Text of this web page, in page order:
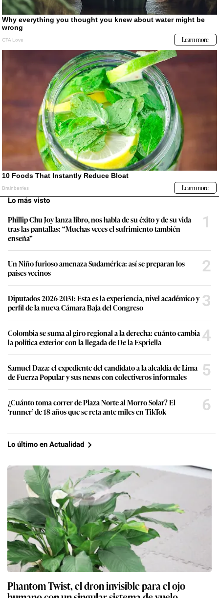
Lo más visto
Phillip Chu Joy lanza libro, nos habla de su éxito y de su vida
tras las pantallas: “Muchas veces el sufrimiento también
enseña”
1
Un Niño furioso amenaza Sudamérica: así se preparan los
países vecinos
2
Diputados 2026-2031: Esta es la experiencia, nivel académico y
perfil de la nueva Cámara Baja del Congreso
3
Colombia se suma al giro regional a la derecha: cuánto cambia
la política exterior con la llegada de De la Espriella
4
Samuel Daza: el expediente del candidato a la alcaldía de Lima
de Fuerza Popular y sus nexos con colectiveros informales
5
¿Cuánto toma correr de Plaza Norte al Morro Solar? El
‘runner’ de 18 años que se reta ante miles en TikTok
6
Lo último en Actualidad
Phantom Twist, el dron invisible para el ojo